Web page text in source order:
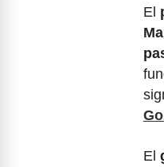
El
El